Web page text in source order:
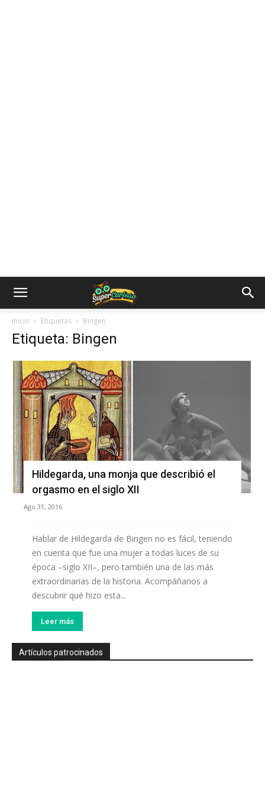
Inicio Etiquetas Bingen
Etiqueta: Bingen
Hildegarda, una monja que describió el
orgasmo en el siglo XII
Ago 31, 2016
Hablar de Hildegarda de Bingen no es fácil, teniendo
en cuenta que fue una mujer a todas luces de su
época –siglo XII–, pero también una de las más
extraordinarias de la historia. Acompáñanos a
descubrir qué hizo esta...
Leer más
Artículos patrocinados